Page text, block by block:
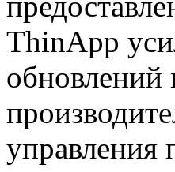
ThinApp
обновлений
управления